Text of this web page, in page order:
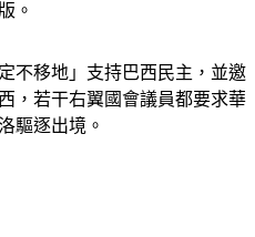
。
不移地」支持巴西民主，並邀
，若干右翼國會議員都要求華
驅逐出境。